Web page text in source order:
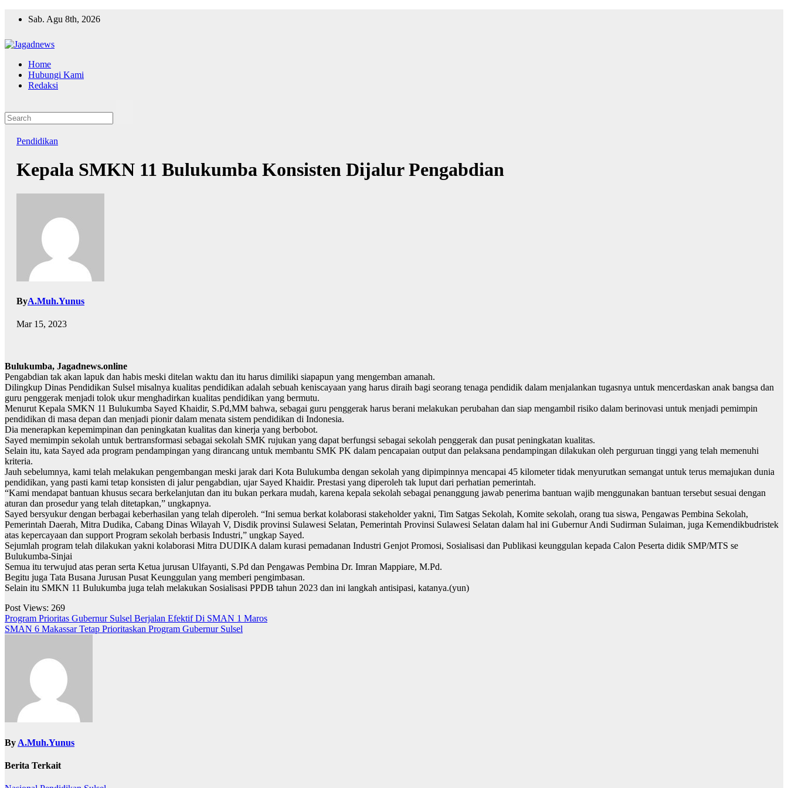
Sab. Agu 8th, 2026
Home
Hubungi Kami
Redaksi
Pendidikan
Kepala SMKN 11 Bulukumba Konsisten Dijalur Pengabdian
ByA.Muh.Yunus
Mar 15, 2023
Bulukumba, Jagadnews.online
Pengabdian tak akan lapuk dan habis meski ditelan waktu dan itu harus dimiliki siapapun yang mengemban amanah.
Dilingkup Dinas Pendidikan Sulsel misalnya kualitas pendidikan adalah sebuah keniscayaan yang harus diraih bagi seorang tenaga pendidik dalam menjalankan tugasnya untuk mencerdaskan anak bangsa dan
guru penggerak menjadi tolok ukur menghadirkan kualitas pendidikan yang bermutu.
Menurut Kepala SMKN 11 Bulukumba Sayed Khaidir, S.Pd,MM bahwa, sebagai guru penggerak harus berani melakukan perubahan dan siap mengambil risiko dalam berinovasi untuk menjadi pemimpin
pendidikan di masa depan dan menjadi pionir dalam menata sistem pendidikan di Indonesia.
Dia menerapkan kepemimpinan dan peningkatan kualitas dan kinerja yang berbobot.
Sayed memimpin sekolah untuk bertransformasi sebagai sekolah SMK rujukan yang dapat berfungsi sebagai sekolah penggerak dan pusat peningkatan kualitas.
Selain itu, kata Sayed ada program pendampingan yang dirancang untuk membantu SMK PK dalam pencapaian output dan pelaksana pendampingan dilakukan oleh perguruan tinggi yang telah memenuhi
kriteria.
Jauh sebelumnya, kami telah melakukan pengembangan meski jarak dari Kota Bulukumba dengan sekolah yang dipimpinnya mencapai 45 kilometer tidak menyurutkan semangat untuk terus memajukan dunia
pendidikan, yang pasti kami tetap konsisten di jalur pengabdian, ujar Sayed Khaidir. Prestasi yang diperoleh tak luput dari perhatian pemerintah.
“Kami mendapat bantuan khusus secara berkelanjutan dan itu bukan perkara mudah, karena kepala sekolah sebagai penanggung jawab penerima bantuan wajib menggunakan bantuan tersebut sesuai dengan
aturan dan prosedur yang telah ditetapkan,” ungkapnya.
Sayed bersyukur dengan berbagai keberhasilan yang telah diperoleh. “Ini semua berkat kolaborasi stakeholder yakni, Tim Satgas Sekolah, Komite sekolah, orang tua siswa, Pengawas Pembina Sekolah,
Pemerintah Daerah, Mitra Dudika, Cabang Dinas Wilayah V, Disdik provinsi Sulawesi Selatan, Pemerintah Provinsi Sulawesi Selatan dalam hal ini Gubernur Andi Sudirman Sulaiman, juga Kemendikbudristek
atas kepercayaan dan support Program sekolah berbasis Industri,” ungkap Sayed.
Sejumlah program telah dilakukan yakni kolaborasi Mitra DUDIKA dalam kurasi pemadanan Industri Genjot Promosi, Sosialisasi dan Publikasi keunggulan kepada Calon Peserta didik SMP/MTS se
Bulukumba-Sinjai
Semua itu terwujud atas peran serta Ketua jurusan Ulfayanti, S.Pd dan Pengawas Pembina Dr. Imran Mappiare, M.Pd.
Begitu juga Tata Busana Jurusan Pusat Keunggulan yang memberi pengimbasan.
Selain itu SMKN 11 Bulukumba juga telah melakukan Sosialisasi PPDB tahun 2023 dan ini langkah antisipasi, katanya.(yun)
Post Views: 269
Navigasi
pos
Program Prioritas Gubernur Sulsel Berjalan Efektif Di SMAN 1 Maros
SMAN 6 Makassar Tetap Prioritaskan Program Gubernur Sulsel
By A.Muh.Yunus
Berita Terkait